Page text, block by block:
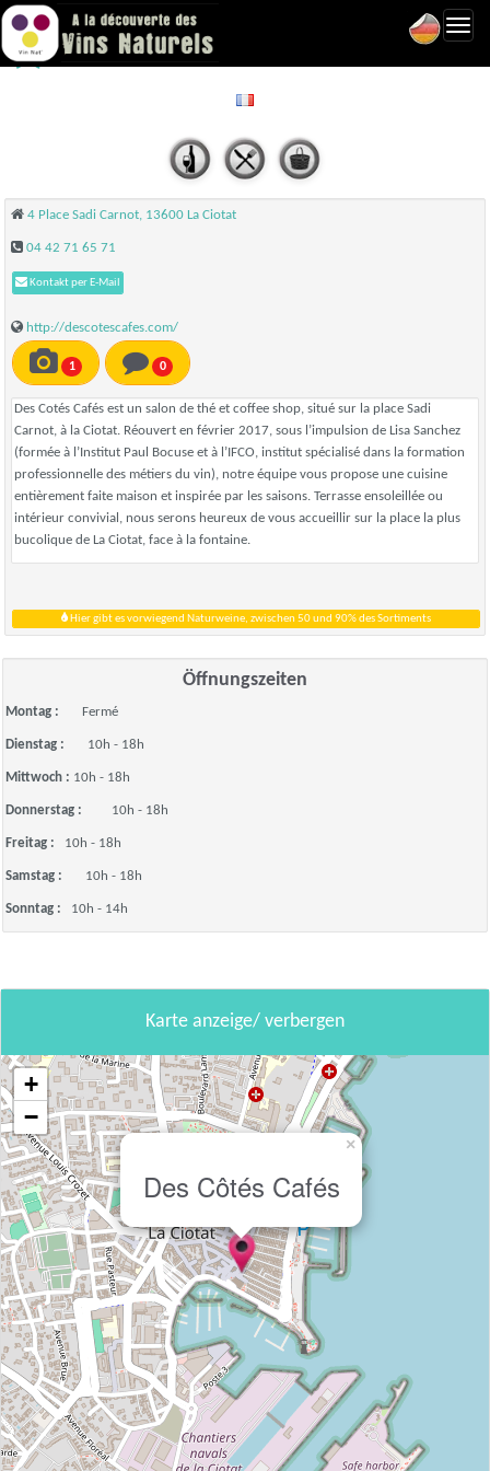
Des Côtés Cafés - La Ciotat
4 Place Sadi Carnot, 13600 La Ciotat
04 42 71 65 71
Kontakt per E-Mail
http://descotescafes.com/
1 0
Des Cotés Cafés est un salon de thé et coffee shop, situé sur la place Sadi
Carnot, à la Ciotat. Réouvert en février 2017, sous l’impulsion de Lisa Sanchez
(formée à l’Institut Paul Bocuse et à l’IFCO, institut spécialisé dans la formation
professionnelle des métiers du vin), notre équipe vous propose une cuisine
entièrement faite maison et inspirée par les saisons. Terrasse ensoleillée ou
intérieur convivial, nous serons heureux de vous accueillir sur la place la plus
bucolique de La Ciotat, face à la fontaine.
Hier gibt es vorwiegend Naturweine, zwischen 50 und 90% des Sortiments
Öffnungszeiten
Montag : Fermé
Dienstag : 10h - 18h
Mittwoch : 10h - 18h
Donnerstag : 10h - 18h
Freitag : 10h - 18h
Samstag : 10h - 18h
Sonntag : 10h - 14h
Karte anzeige/ verbergen
Des Côtés Cafés
×
+
−